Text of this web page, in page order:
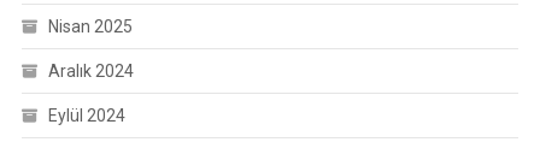
Nisan 2025
Aralık 2024
Eylül 2024